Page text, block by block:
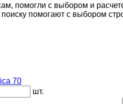
помогли с выбором и
помогают с выбором
70
шт.